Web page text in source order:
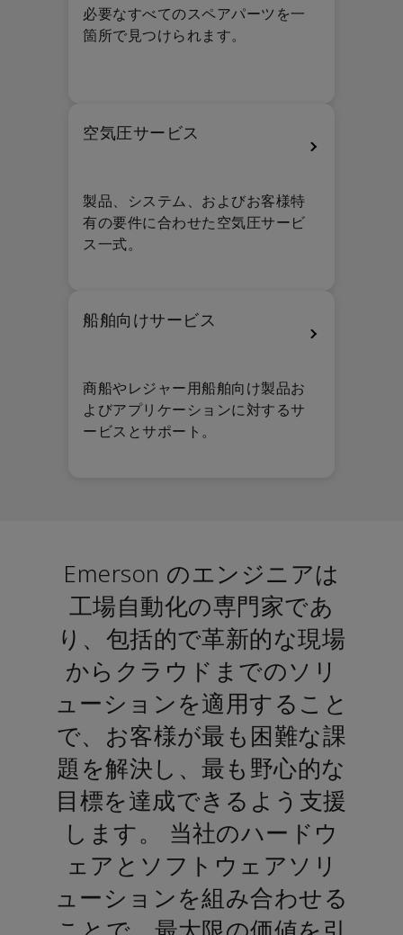
必要なすべてのスペアパーツを一
箇所で見つけられます。
空気圧サービス
製品、システム、およびお客様特
有の要件に合わせた空気圧サービ
ス一式。
船舶向けサービス
商船やレジャー用船舶向け製品お
よびアプリケーションに対するサ
ービスとサポート。
Emerson のエンジニアは
工場自動化の専門家であ
り、包括的で革新的な現場
からクラウドまでのソリ
ューションを適用すること
で、お客様が最も困難な課
題を解決し、最も野心的な
目標を達成できるよう支援
します。 当社のハードウ
ェアとソフトウェアソリ
ューションを組み合わせる